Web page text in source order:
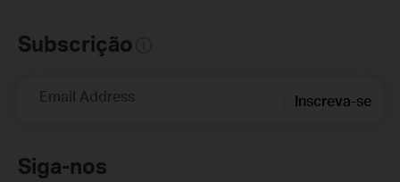
Subscrição
Email Address Inscreva-se
Siga-nos